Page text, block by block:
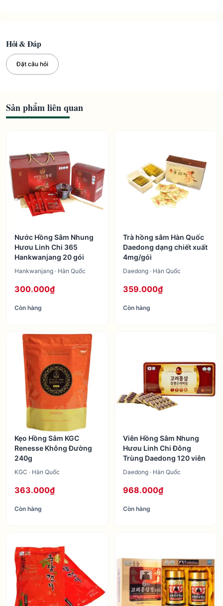
Hỏi & Đáp
Đặt câu hỏi
Sản phẩm liên quan
Nước Hồng Sâm Nhung
Hươu Linh Chi 365
Hankwanjang 20 gói
Hankwanjang · Hàn Quốc
300.000₫
Còn hàng
Trà hồng sâm Hàn Quốc
Daedong dạng chiết xuất
4mg/gói
Daedong · Hàn Quốc
359.000₫
Còn hàng
Kẹo Hồng Sâm KGC
Renesse Không Đường
240g
KGC · Hàn Quốc
363.000₫
Còn hàng
Viên Hồng Sâm Nhung
Hươu Linh Chi Đông
Trùng Daedong 120 viên
Daedong · Hàn Quốc
968.000₫
Còn hàng